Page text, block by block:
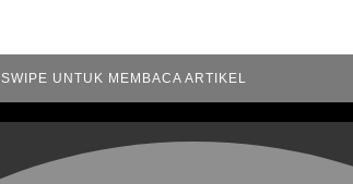
SWIPE UNTUK MEMBACA ARTIKEL